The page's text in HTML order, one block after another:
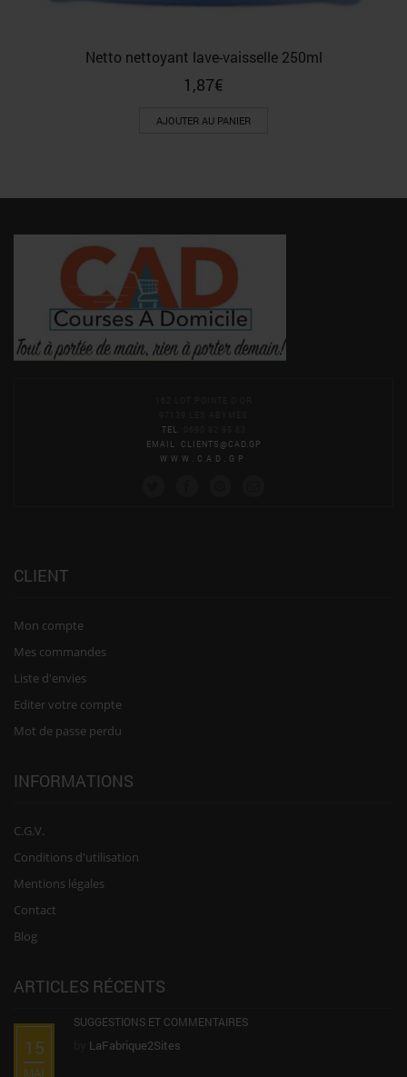
Netto nettoyant lave-vaisselle 250ml
1,87€
AJOUTER AU PANIER
TEL
EMAIL
CLIENTS@CAD.GP
WWW.CAD.GP
CLIENT
Mon compte
Mes commandes
Liste d'envies
Editer votre compte
Mot de passe perdu
INFORMATIONS
C.G.V.
Conditions d'utilisation
Mentions légales
Contact
Blog
ARTICLES RÉCENTS
15
MAI
SUGGESTIONS ET COMMENTAIRES
LaFabrique2Sites